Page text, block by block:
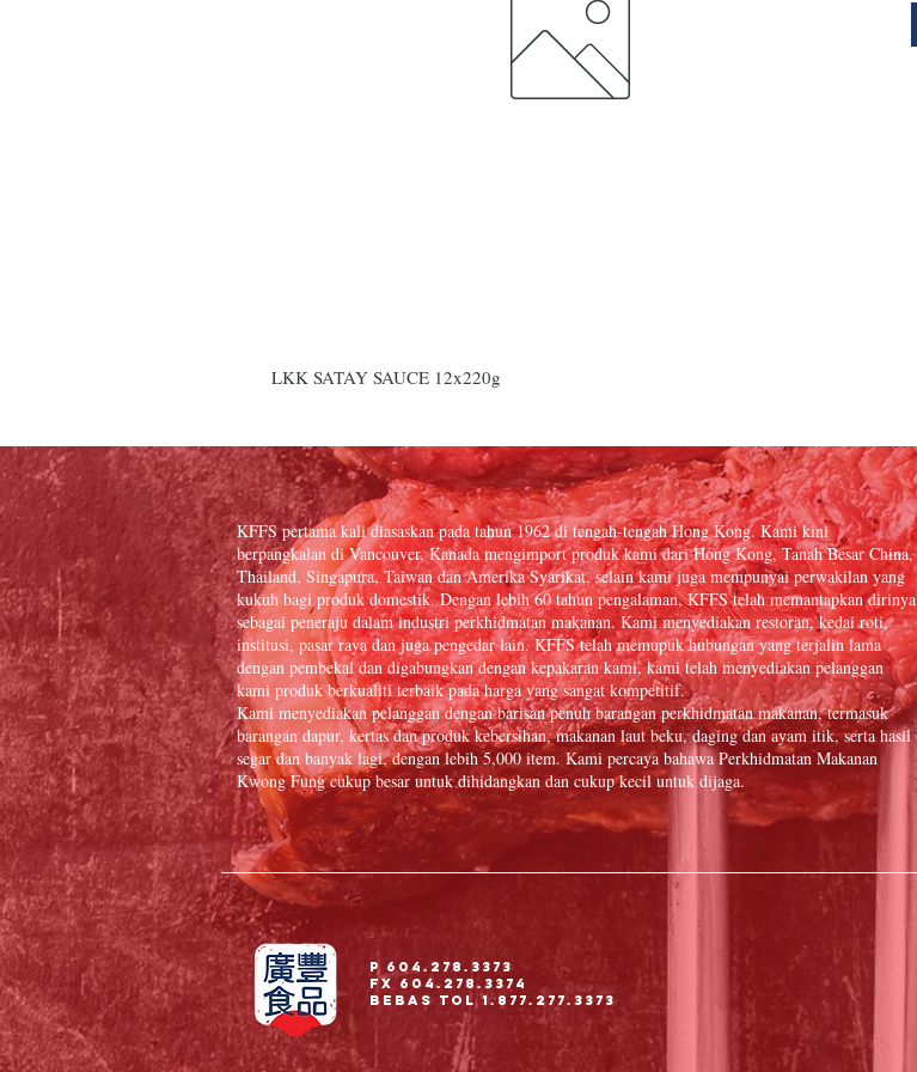
LKK SATAY SAUCE 12x220g
KFFS pertama kali diasaskan pada tahun 1962 di tengah-tengah Hong Kong. Kami kini
berpangkalan di Vancouver, Kanada mengimport produk kami dari Hong Kong, Tanah Besar China,
Thailand, Singapura, Taiwan dan Amerika Syarikat, selain kami juga mempunyai perwakilan yang
kukuh bagi produk domestik. Dengan lebih 60 tahun pengalaman, KFFS telah memantapkan dirinya
sebagai peneraju dalam industri perkhidmatan makanan. Kami menyediakan restoran, kedai roti,
institusi, pasar raya dan juga pengedar lain. KFFS telah memupuk hubungan yang terjalin lama
dengan pembekal dan digabungkan dengan kepakaran kami, kami telah menyediakan pelanggan
kami produk berkualiti terbaik pada harga yang sangat kompetitif.
Kami menyediakan pelanggan dengan barisan penuh barangan perkhidmatan makanan, termasuk
barangan dapur, kertas dan produk kebersihan, makanan laut beku, daging dan ayam itik, serta hasil
segar dan banyak lagi, dengan lebih 5,000 item. Kami percaya bahawa Perkhidmatan Makanan
Kwong Fung cukup besar untuk dihidangkan dan cukup kecil untuk dijaga.
P 604.278.3373
Fx 604.278.3374
Bebas Tol 1.877.277.3373